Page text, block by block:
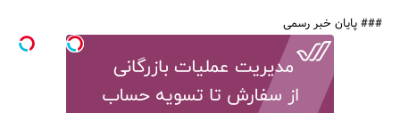
### پایان خبر رسمی